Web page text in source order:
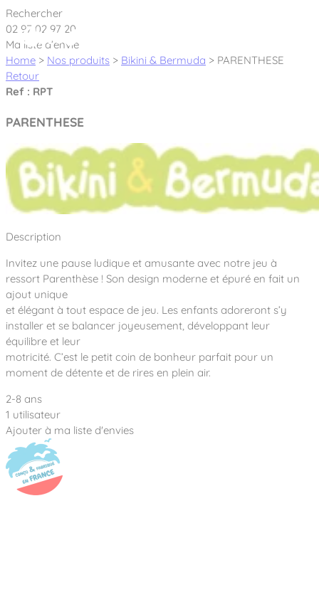
Cookies management panel
Créateur et fabricant d’aires de jeux &
Nos dernières actualités
À propos
Nos engagements
Notre partenariat avec l’association Rêves de clown
Nos Garanties
Notre concept
Notre entreprise
Notre équipe
Nous rejoindre
Aires de jeux Bikini & Bermuda®
Tous nos jeux
Jeux inclusifs
Jeux recyclés
Nos univers
Sport & Fitness Sport&Co®
Agrès fitness
Parcours de santé
Stadium Arena
Street workout
Surfpark
Équipements sportifs
Mobilier & accessoires
Mobilier urbain
Accessoires ludiques
Nos clients
Collectivités
Établissements scolaires
Architectes, Paysagistes-concepteurs
Camping et résidences de vacances
Des aires intergénérationnelles de
Des aires de jeux pour tous les enfants
L’éco-conception de nos jeux
La végétalisation des cours d’école
Nos matériaux
Réalisations
Contact
Les questions fréquentes
Rechercher
02 97 02 97 20
Ma liste d’envie
Home > Nos produits > Bikini & Bermuda > PARENTHESE
Retour
Ref : RPT
PARENTHESE
Description
Invitez une pause ludique et amusante avec notre jeu à
ressort Parenthèse ! Son design moderne et épuré en fait un
ajout unique
et élégant à tout espace de jeu. Les enfants adoreront s’y
installer et se balancer joyeusement, développant leur
équilibre et leur
motricité. C’est le petit coin de bonheur parfait pour un
moment de détente et de rires en plein air.
2-8 ans
1 utilisateur
Ajouter à ma liste d'envies